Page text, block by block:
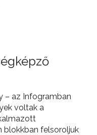
– az Infogramban
voltak a
blokkban felsoroljuk